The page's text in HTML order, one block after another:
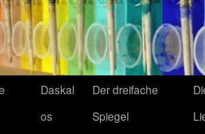
Daskal
os
Der dreifache
Spiegel